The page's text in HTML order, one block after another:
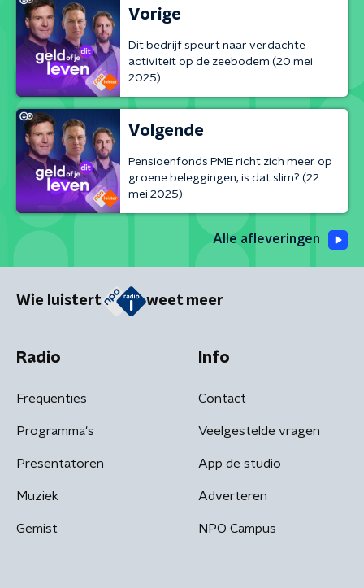
Vorige
Dit bedrijf speurt naar verdachte
activiteit op de zeebodem (20 mei
2025)
Volgende
Pensioenfonds PME richt zich meer op
groene beleggingen, is dat slim? (22
mei 2025)
Alle afleveringen
Wie luistert weet meer
Radio
Frequenties
Programma's
Presentatoren
Muziek
Gemist
Info
Contact
Veelgestelde vragen
App de studio
Adverteren
NPO Campus